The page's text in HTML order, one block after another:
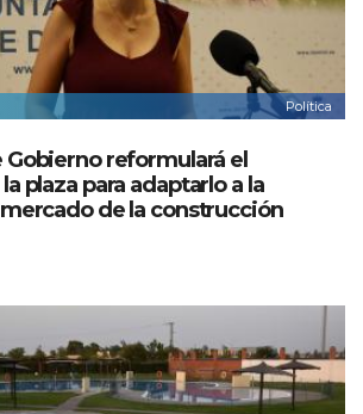
Política
Gobierno reformulará el
plaza para adaptarlo a la
de la construcción